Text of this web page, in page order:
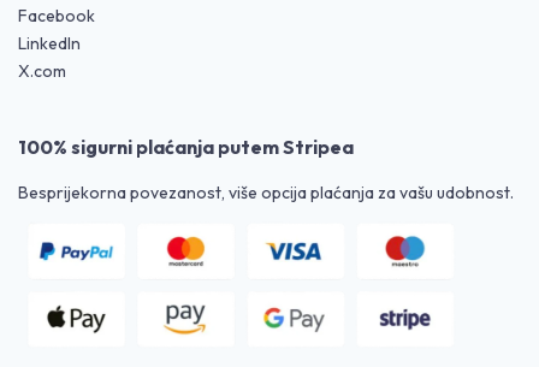
Facebook
LinkedIn
X.com
100% sigurni plaćanja putem Stripea
Besprijekorna povezanost, više opcija plaćanja za vašu udobnost.